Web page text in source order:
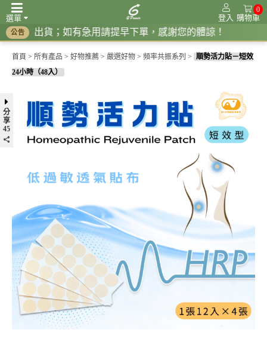
選單 購物車
0
登入
頻率共振系列
調節生理時鐘系列 紅光系列 接地系列 抗電磁波系列
公告
；如有急用請提早下單，感謝您的體諒！
首頁 > 所有產品 > 好物推薦 > 嚴選好物 > 頻率共振系列 > 順勢活力貼－短效
24小時（48入）
分
享
45